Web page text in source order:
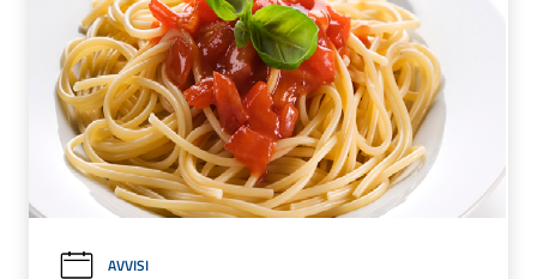
AVVISI